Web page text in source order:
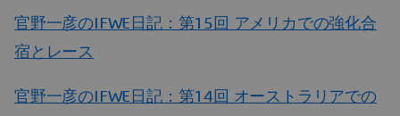
官野一彦のIFWE日記：第15回 アメリカでの強化合
宿とレース
官野一彦のIFWE日記：第14回 オーストラリアでの